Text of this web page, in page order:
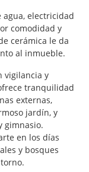
agua, electricidad
comodidad y
cerámica le da
al inmueble.
vigilancia y
tranquilidad
externas,
jardín, y
gimnasio.
en los días
y bosques